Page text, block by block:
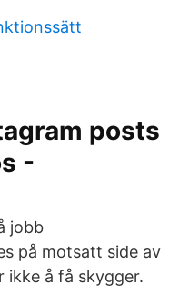
posts
-
jobb
på motsatt side av
ikke å få skygger.